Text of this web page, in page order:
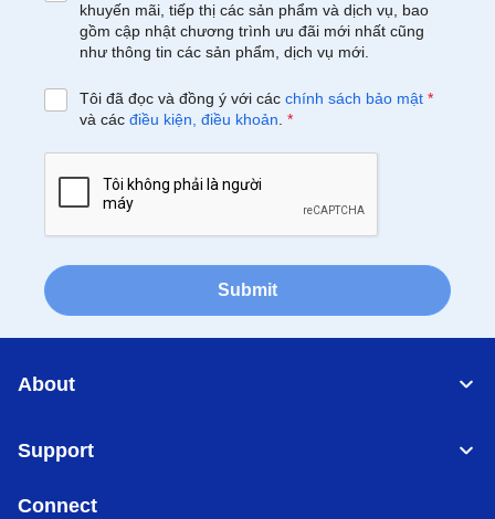
khuyến mãi, tiếp thị các sản phẩm và dịch vụ, bao
gồm cập nhật chương trình ưu đãi mới nhất cũng
như thông tin các sản phẩm, dịch vụ mới.
Tôi đã đọc và đồng ý với các chính sách bảo mật *
và các điều kiện, điều khoản *
Submit
About
Support
Connect